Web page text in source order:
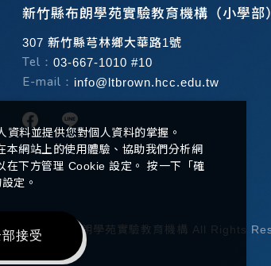
新竹縣布朗學苑實驗教育機構（小學部
307 新竹縣芎林鄉大華路1號
Tel： 03-667-1010 #10
E-mail： info@ltbrown.hcc.edu.tw
© 2026 布朗學苑實驗教育機構 All Rights
料並提供您對個人資料的掌握。
網站上的使用體驗、協助我們分析網
在下方管理 Cookie 設定。 按一下「確
定。
接受